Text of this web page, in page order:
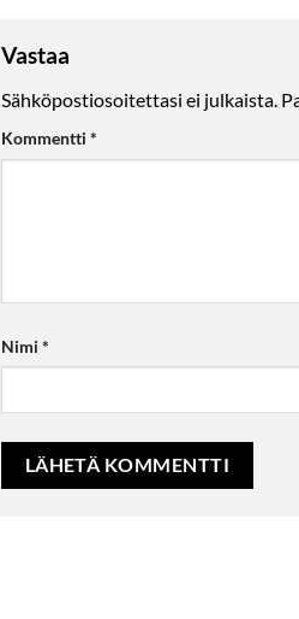
Vastaa
Sähköpostiosoitettasi ei julkaista.
Kommentti *
Nimi *